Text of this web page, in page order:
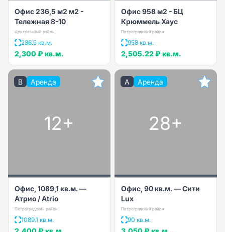
Офис 236,5 м2 м2 -
Тележная 8-10
Центральный район
236.5 кв.м.
2,300 ₽ кв.м.
Офис 958 м2 - БЦ
Крюммель Хаус
Петроградский район
958 кв.м.
2,505.22 ₽ кв.м.
B Аренда
12+
Офис, 1089,1 кв.м. —
Атрио / Atrio
Петроградский район
1089.1 кв.м.
A Аренда
28+
Офис, 90 кв.м. — Сити
Lux
Петроградский район
90 кв.м.